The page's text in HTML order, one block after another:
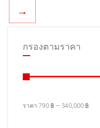
→
กรองตามราคา
ราคา 790 ฿ — 340,000 ฿